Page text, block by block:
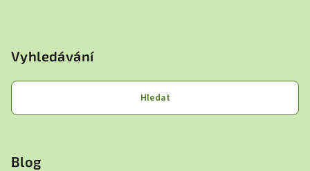
Vyhledávání
Hledat
Blog